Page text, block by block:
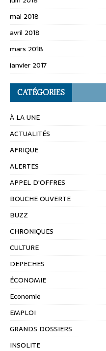
mai 2018
avril 2018
mars 2018
janvier 2017
CATÉGORIES
À LA UNE
ACTUALITÉS
AFRIQUE
ALERTES
APPEL D'OFFRES
BOUCHE OUVERTE
BUZZ
CHRONIQUES
CULTURE
DEPECHES
ÉCONOMIE
Economie
EMPLOI
GRANDS DOSSIERS
INSOLITE